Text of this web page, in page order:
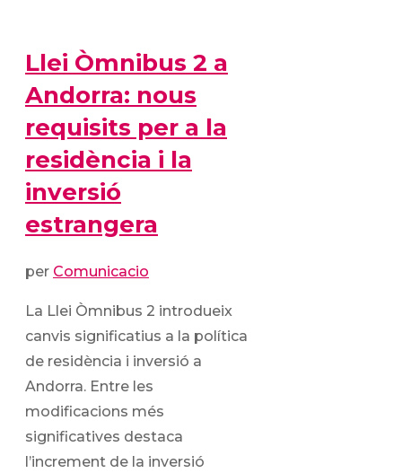
Llei Òmnibus 2 a
Andorra: nous
requisits per a la
residència i la
inversió
estrangera
per Comunicacio
La Llei Òmnibus 2 introdueix
canvis significatius a la política
de residència i inversió a
Andorra. Entre les
modificacions més
significatives destaca
l’increment de la inversió